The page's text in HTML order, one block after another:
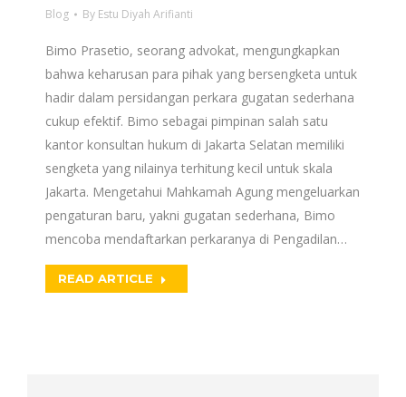
Blog By Estu Diyah Arifianti
Bimo Prasetio, seorang advokat, mengungkapkan
bahwa keharusan para pihak yang bersengketa untuk
hadir dalam persidangan perkara gugatan sederhana
cukup efektif. Bimo sebagai pimpinan salah satu
kantor konsultan hukum di Jakarta Selatan memiliki
sengketa yang nilainya terhitung kecil untuk skala
Jakarta. Mengetahui Mahkamah Agung mengeluarkan
pengaturan baru, yakni gugatan sederhana, Bimo
mencoba mendaftarkan perkaranya di Pengadilan…
READ ARTICLE